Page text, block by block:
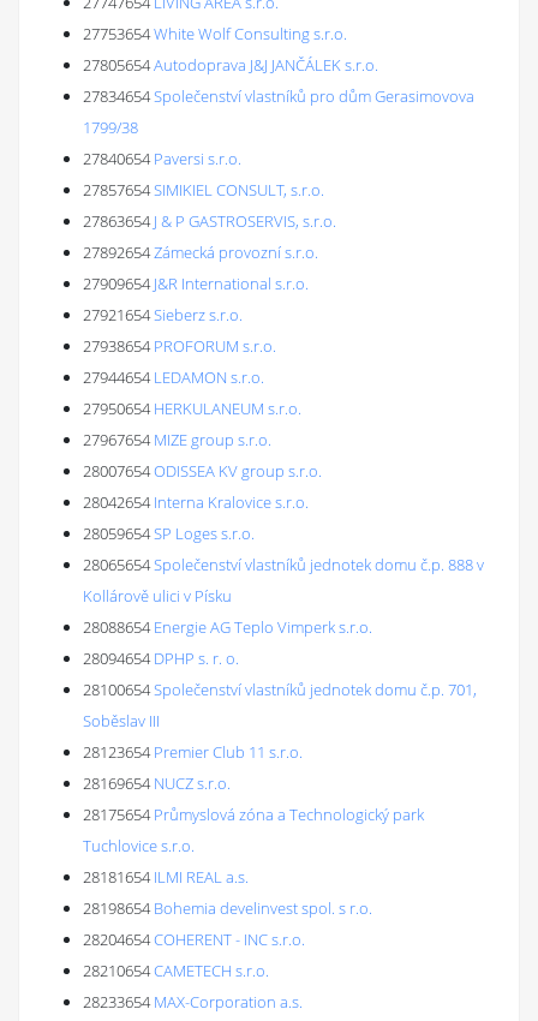
27753654White Wolf Consulting s.r.o.
27805654Autodoprava J&J JANČÁLEK s.r.o.
27834654Společenství vlastníků pro dům Gerasimovova
1799/38
27840654 Paversi s.r.o.
27857654SIMIKIEL CONSULT, s.r.o.
27863654 J & P GASTROSERVIS, s.r.o.
27892654Zámecká provozní s.r.o.
27909654 J&R International s.r.o.
27921654Sieberz s.r.o.
27938654 PROFORUM s.r.o.
27944654 LEDAMON s.r.o.
27950654 HERKULANEUM s.r.o.
27967654 MIZE group s.r.o.
28007654ODISSEA KV group s.r.o.
28042654 Interna Kralovice s.r.o.
28059654SP Loges s.r.o.
28065654Společenství vlastníků jednotek domu č.p. 888 v
Kollárově ulici v Písku
28088654 Energie AG Teplo Vimperk s.r.o.
28094654 DPHP s. r. o.
28100654Společenství vlastníků jednotek domu č.p. 701,
Soběslav III
28123654 Premier Club 11 s.r.o.
28169654 NUCZ s.r.o.
28175654 Průmyslová zóna a Technologický park
Tuchlovice s.r.o.
28181654 ILMI REAL a.s.
28198654 Bohemia develinvest spol. s r.o.
28204654COHERENT - INC s.r.o.
28210654CAMETECH s.r.o.
28233654 MAX-Corporation a.s.